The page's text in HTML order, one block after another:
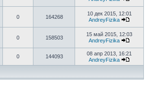
0 164268
10 дек 2015, 12:01
AndreyFizika
0 158503
15 май 2015, 12:03
AndreyFizika
0 144093
08 апр 2013, 16:21
AndreyFizika